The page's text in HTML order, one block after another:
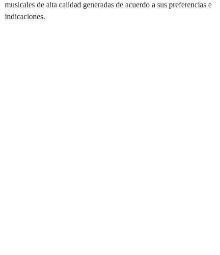
musicales de alta calidad generadas de acuerdo a sus preferencias e
indicaciones.